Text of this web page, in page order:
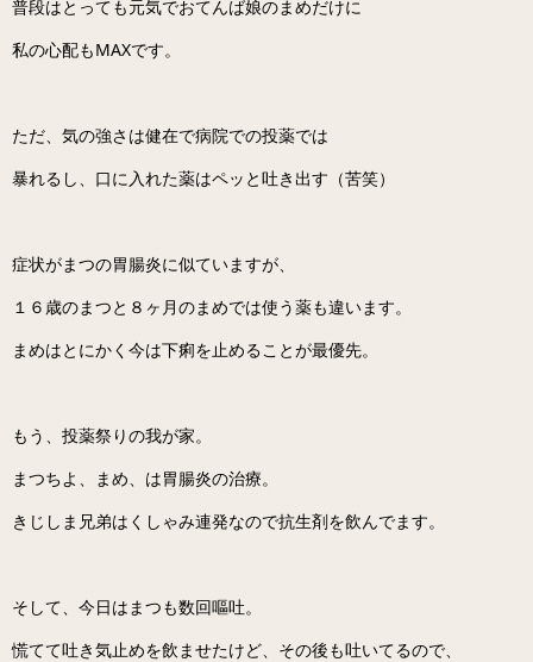
普段はとっても元気でおてんば娘のまめだけに
私の心配もMAXです。
ただ、気の強さは健在で病院での投薬では
暴れるし、口に入れた薬はペッと吐き出す（苦笑）
症状がまつの胃腸炎に似ていますが、
１６歳のまつと８ヶ月のまめでは使う薬も違います。
まめはとにかく今は下痢を止めることが最優先。
もう、投薬祭りの我が家。
まつちよ、まめ、は胃腸炎の治療。
きじしま兄弟はくしゃみ連発なので抗生剤を飲んでます。
そして、今日はまつも数回嘔吐。
慌てて吐き気止めを飲ませたけど、その後も吐いてるので、